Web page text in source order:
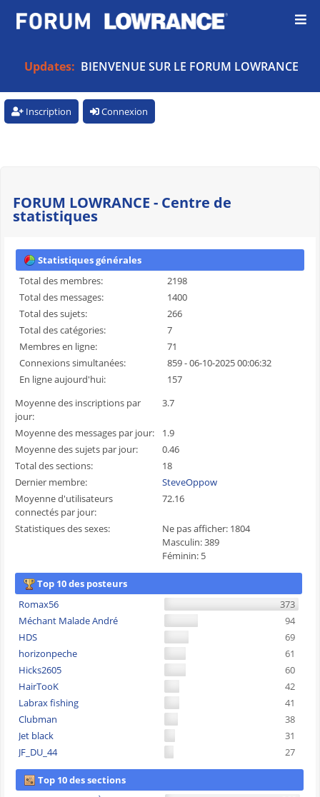
Updates: BIENVENUE SUR LE FORUM LOWRANCE
Inscription Connexion
FORUM LOWRANCE - Centre de
statistiques
Statistiques générales
Total des membres:
2198
Total des messages:
1400
Total des sujets:
266
Total des catégories:
7
Membres en ligne:
71
Connexions simultanées:
859 - 06-10-2025 00:06:32
En ligne aujourd'hui:
157
Moyenne des inscriptions par
jour:
3.7
Moyenne des messages par jour:
1.9
Moyenne des sujets par jour:
0.46
Total des sections:
18
Dernier membre:
SteveOppow
Moyenne d'utilisateurs
connectés par jour:
72.16
Statistiques des sexes:
Ne pas afficher: 1804
Masculin: 389
Féminin: 5
Top 10 des posteurs
Romax56
373
Méchant Malade André
94
HDS
69
horizonpeche
61
Hicks2605
60
HairTooK
42
Labrax fishing
41
Clubman
38
Jet black
31
JF_DU_44
27
Top 10 des sections